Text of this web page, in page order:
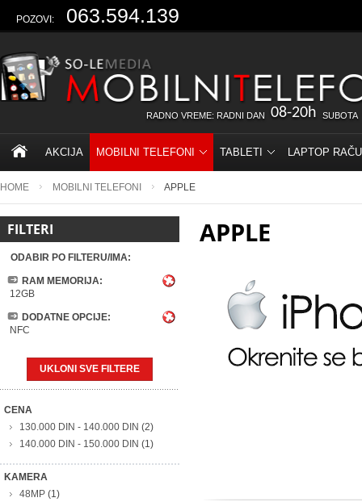
POZOVI: 063.594.139
RADNO VREME: RADNI DAN 08-20h SUBOTA
AKCIJA MOBILNI TELEFONI TABLETI LAPTOP
HOME MOBILNI TELEFONI APPLE
FILTERI
ODABIR PO FILTERU/IMA:
RAM MEMORIJA:
12GB
DODATNE OPCIJE:
NFC
UKLONI SVE FILTERE
CENA
130.000 DIN - 140.000 DIN (2)
140.000 DIN - 150.000 DIN (1)
KAMERA
48MP (1)
APPLE